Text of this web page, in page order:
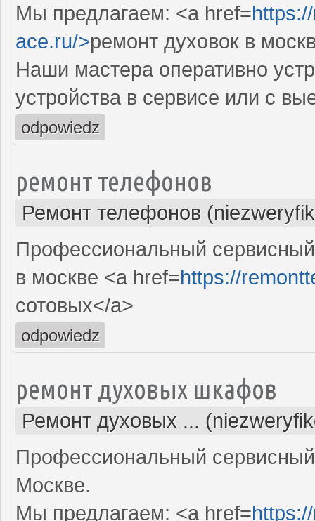
Мы предлагаем: <a href=
ace.ru/>ремонт духовок в
Наши мастера оперативно
устройства в сервисе или с
odpowiedz
ремонт телефонов
Ремонт телефонов
Профессиональный
в москве <a href=https://
сотовых</a>
odpowiedz
ремонт духовых шкафов
Ремонт духовых ...
Профессиональный
Москве.
Мы предлагаем: <a href=